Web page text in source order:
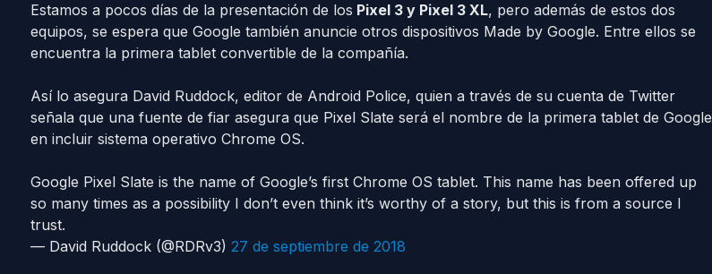
Estamos a pocos días de la presentación de los Pixel 3 y Pixel 3 XL, pero además de estos dos
equipos, se espera que Google también anuncie otros dispositivos Made by Google. Entre ellos se
encuentra la primera tablet convertible de la compañía.
Así lo asegura David Ruddock, editor de Android Police, quien a través de su cuenta de Twitter
señala que una fuente de fiar asegura que Pixel Slate será el nombre de la primera tablet de Google
en incluir sistema operativo Chrome OS.
Google Pixel Slate is the name of Google’s first Chrome OS tablet. This name has been offered up
so many times as a possibility I don’t even think it’s worthy of a story, but this is from a source I
trust.
— David Ruddock (@RDRv3) 27 de septiembre de 2018